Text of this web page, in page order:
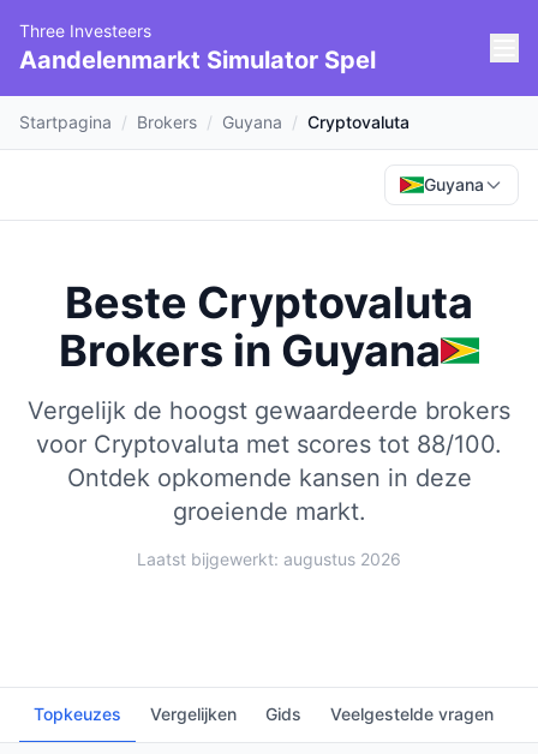
Three Investeers
Aandelenmarkt Simulator Spel
Startpagina / Brokers / Guyana / Cryptovaluta
Guyana
Beste Cryptovaluta
Brokers in Guyana
Vergelijk de hoogst gewaardeerde brokers
voor Cryptovaluta met scores tot 88/100.
Ontdek opkomende kansen in deze
groeiende markt.
Laatst bijgewerkt: augustus 2026
Topkeuzes Vergelijken Gids Veelgestelde vragen